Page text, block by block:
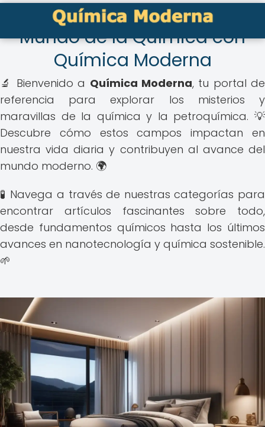
🔍 Descubre el Asombroso
Mundo de la Química con
Química Moderna
🔬 Bienvenido a Química Moderna, tu portal de
referencia para explorar los misterios y
maravillas de la química y la petroquímica. 💡
Descubre cómo estos campos impactan en
nuestra vida diaria y contribuyen al avance del
mundo moderno. 🌍
🧪 Navega a través de nuestras categorías para
encontrar artículos fascinantes sobre todo,
desde fundamentos químicos hasta los últimos
avances en nanotecnología y química sostenible.
🌱